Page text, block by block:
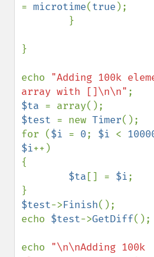
= microtime(true );
}
echo "Adding 100k
array with []\n\n"
$ta
$test = new Timer();
for ($i = 0; $i <
$i++)
{
$ta [] = $i;
$test->Finish();
echo $test->GetDiff();
echo "\n\nAdding 100k